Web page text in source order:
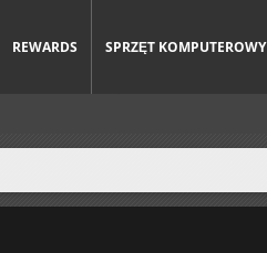
REWARDS SPRZĘT KOMPUTEROWY